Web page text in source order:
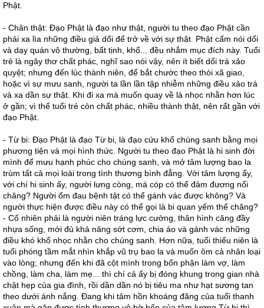
Phật.
- Chân thật: Đạo Phật là đạo như thật, người tu theo đạo Phật cần
phải xa lìa những điều giả dối để trở về với sự thật. Phật cấm nói dối
và dạy quán vô thường, bất tịnh, khổ... đều nhắm mục đích này. Tuổi
trẻ là ngây thơ chất phác, nghĩ sao nói vậy, nên ít biết dối trá xảo
quyệt; nhưng đến lúc thành niên, để bắt chước theo thói xã giao,
hoặc vì sự mưu sanh, người ta lần lần tập nhiễm những điều xảo trá
và xa dần sự thật. Khi đi xa mà muốn quay về là nhọc nhằn hơn lúc
ở gần; vì thế tuổi trẻ còn chất phác, nhiều thành thật, nên rất gần với
đạo Phật.
- Từ bi: Đạo Phật là đạo Từ bi, là đạo cứu khổ chúng sanh bằng mọi
phương tiện và mọi hình thức. Người tu theo đạo Phật là hi sinh đời
mình để mưu hạnh phúc cho chúng sanh, và mở tâm lượng bao la
trùm tất cả mọi loài trong tình thương bình đẳng. Với tâm lượng ấy,
với chí hi sinh ấy, người lưng còng, má cóp có thể đảm đương nổi
chăng? Người ốm đau bệnh tật có thể gánh vác được không? Và
người thực hiện được điều này có thể gọi là bi quan yếm thế chăng?
- Cố nhiên phải là người niên tráng lực cường, thân hình căng đầy
nhựa sống, mới đủ khả năng sớt cơm, chia áo và gánh vác những
điều khó khổ nhọc nhằn cho chúng sanh. Hơn nữa, tuổi thiếu niên là
tuổi phóng tầm mắt nhìn khắp vũ trụ bao la và muốn ôm cả nhân loại
vào lòng; nhưng đến khi đã cột mình trong bổn phận làm vợ, làm
chồng, làm cha, làm mẹ... thì chí cả ấy bị đóng khung trong gian nhà
chật hẹp của gia đình, rồi dần dần nó bị tiêu ma như hạt sương tan
theo dưới ánh nắng. Đang khi tâm hồn khoáng đãng của tuổi thanh